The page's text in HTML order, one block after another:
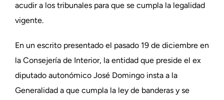
acudir a los tribunales para que se cumpla la legalidad
vigente.
En un escrito presentado el pasado 19 de diciembre en
la Consejería de Interior, la entidad que preside el ex
diputado autonómico José Domingo insta a la
Generalidad a que cumpla la ley de banderas y se